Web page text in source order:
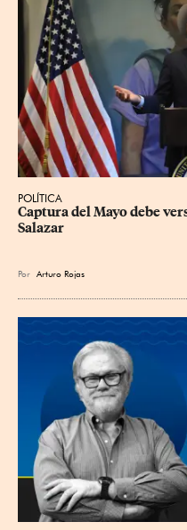
POLÍTICA
Captura del Mayo debe
Salazar
Por Arturo Rojas